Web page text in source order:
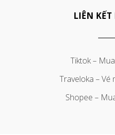
LIÊN
Tiktok –
Traveloka – Vé
Shopee –